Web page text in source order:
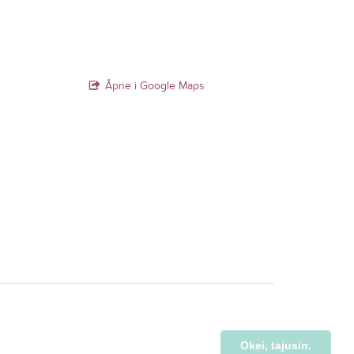
Okei, tajusin.
Åpne i Google Maps